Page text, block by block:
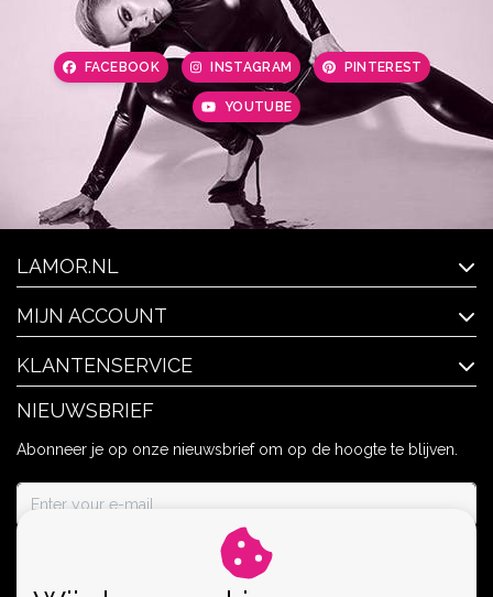
FACEBOOK INSTAGRAM PINTEREST
YOUTUBE
LAMOR.NL
MIJN ACCOUNT
KLANTENSERVICE
NIEUWSBRIEF
Abonneer je op onze nieuwsbrief om op de hoogte te blijven.